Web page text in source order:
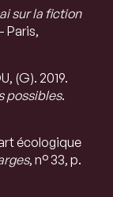
sur la fiction
Paris,
(G). 2019.
possibles.
écologique
, n° 33, p.